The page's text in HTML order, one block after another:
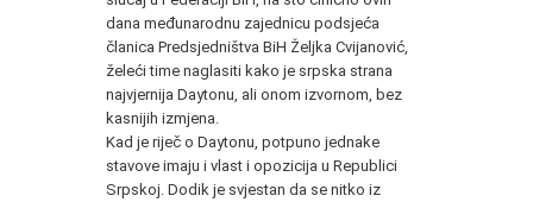
dana međunarodnu zajednicu podsjeća
članica Predsjedništva BiH Željka Cvijanović,
želeći time naglasiti kako je srpska strana
najvjernija Daytonu, ali onom izvornom, bez
kasnijih izmjena.
Kad je riječ o Daytonu, potpuno jednake
stavove imaju i vlast i opozicija u Republici
Srpskoj. Dodik je svjestan da se nitko iz